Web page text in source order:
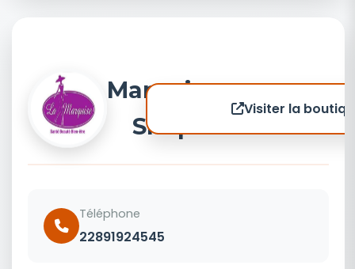
Marquise
Shop
Visiter la
Téléphone
22891924545